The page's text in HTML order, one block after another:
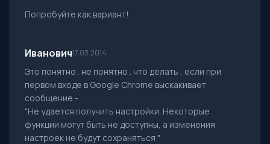
Попробуйте как вариант!
Иванович17.03.2014
Это понятно . не понятно . что делать , если при
первом входе в Google Chrome выскакивает
сообщение -
"Не удается получить настройки. Некоторые
функции могут быть не доступны, а изменения
настроек не будут сохраняться "